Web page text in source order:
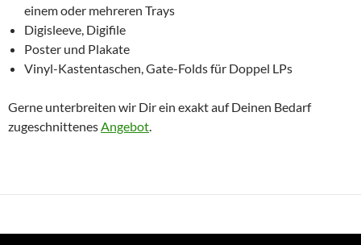
einem oder mehreren Trays
Digisleeve, Digifile
Poster und Plakate
Vinyl-Kastentaschen, Gate-Folds für Doppel LPs
Gerne unterbreiten wir Dir ein exakt auf Deinen Bedarf
zugeschnittenesAngebot.